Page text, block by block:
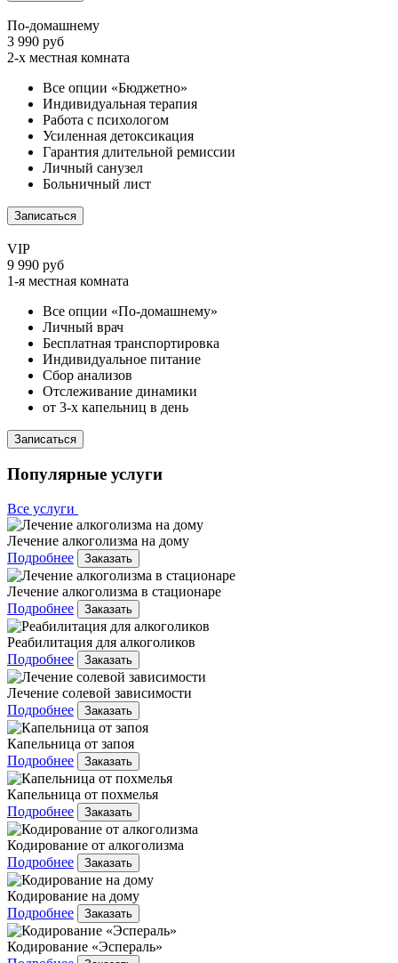
По-домашнему
3 990 руб
2-х местная комната
Все опции «Бюджетно»
Индивидуальная терапия
Работа с психологом
Усиленная детоксикация
Гарантия длительной ремиссии
Личный санузел
Больничный лист
Записаться
VIP
9 990 руб
1-я местная комната
Все опции «По-домашнему»
Личный врач
Бесплатная транспортировка
Индивидуальное питание
Сбор анализов
Отслеживание динамики
от 3-х капельниц в день
Записаться
Популярные услуги
Все услуги
Лечение алкоголизма на дому
Подробнее
Заказать
Лечение алкоголизма в стационаре
Подробнее
Заказать
Реабилитация для алкоголиков
Подробнее
Заказать
Лечение солевой зависимости
Подробнее
Заказать
Капельница от запоя
Подробнее
Заказать
Капельница от похмелья
Подробнее
Заказать
Кодирование от алкоголизма
Подробнее
Заказать
Кодирование на дому
Подробнее
Заказать
Кодирование «Эспераль»